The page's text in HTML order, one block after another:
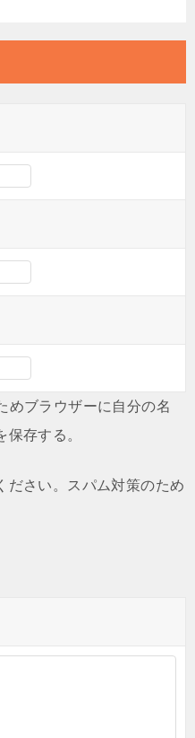
めブラウザーに自分の名
存する。
ださい。スパム対策のため